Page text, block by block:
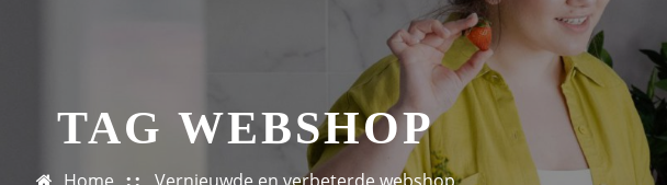
TAG WEBSHOP